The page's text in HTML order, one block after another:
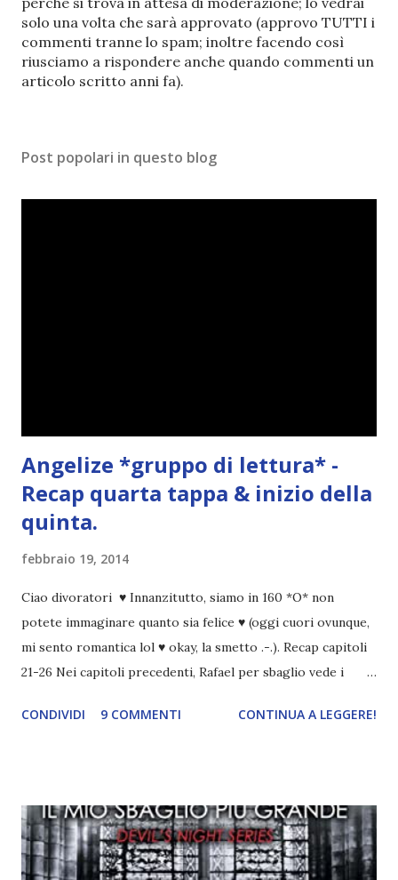
t
a
u
n
m
n
solo una volta che sarà approvato (approvo TUTTI i
commenti tranne lo spam; inoltre facendo così
riusciamo a rispondere anche quando commenti un
articolo scritto anni fa).
Post popolari in questo blog
Angelize *gruppo di lettura* -
Recap quarta tappa & inizio della
quinta.
febbraio 19, 2014
Ciao divoratori ♥ Innanzitutto, siamo in 160 *O* non
potete immaginare quanto sia felice ♥ (oggi cuori ovunque,
mi sento romantica lol ♥ okay, la smetto .-.). Recap capitoli
21-26 Nei capitoli precedenti, Rafael per sbaglio vede i
incontrano e Hesediel mostra loro come combattere i puri.
angelo puro, Elemiah. Ma, a differenza di cosa pensano,
l'angelo non ha intenzione di fare una strage, piuttosto è lì
per avvertili che Mikael non è più "l'angelo puro" che
CONDIVIDI 9 COMMENTI CONTINUA A LEGGERE!